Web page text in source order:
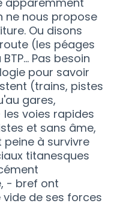
ne nous propose
Ou disons
(les péages
Pas besoin
pour savoir
(trains, pistes
gares,
voies rapides
et sans âme,
à survivre
titanesques
- bref ont
de ses forces